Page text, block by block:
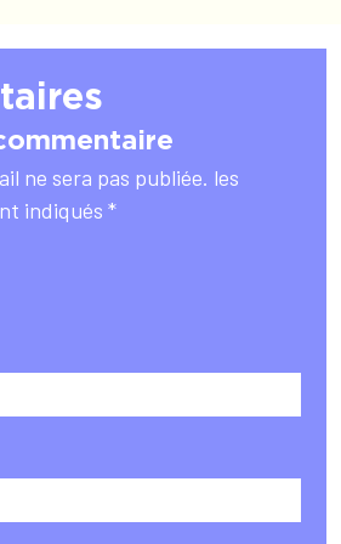
ne sera pas publiée. les
indiqués *